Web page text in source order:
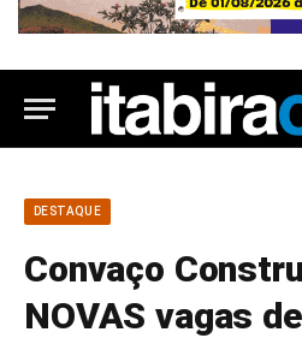
DESTAQUE
Convaço
NOVAS vagas